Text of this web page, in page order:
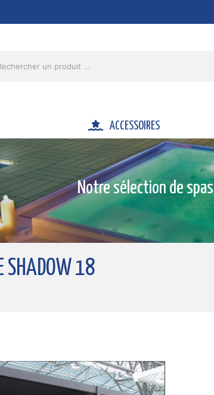
ACCESSOIRES
Notre sélection de spas
SHADOW 18